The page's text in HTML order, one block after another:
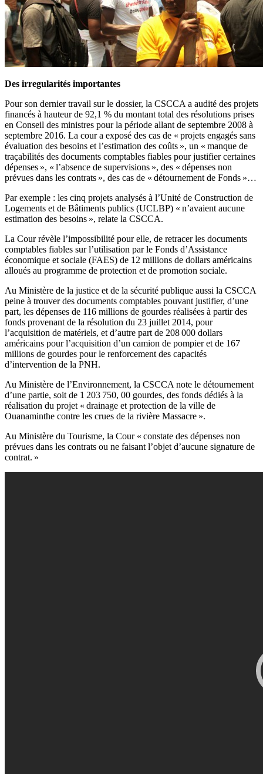
Des irregularités importantes
Pour son dernier travail sur le dossier, la CSCCA a audité des projets
financés à hauteur de 92,1 % du montant total des résolutions prises
en Conseil des ministres pour la période allant de septembre 2008 à
septembre 2016. La cour a exposé des cas de « projets engagés sans
évaluation des besoins et l’estimation des coûts », un « manque de
traçabilités des documents comptables fiables pour justifier certaines
dépenses », « l’absence de supervisions », des « dépenses non
prévues dans les contrats », des cas de « détournement de Fonds »…
Par exemple : les cinq projets analysés à l’Unité de Construction de
Logements et de Bâtiments publics (UCLBP) « n’avaient aucune
estimation des besoins », relate la CSCCA.
La Cour révèle l’impossibilité pour elle, de retracer les documents
comptables fiables sur l’utilisation par le Fonds d’Assistance
économique et sociale (FAES) de 12 millions de dollars américains
alloués au programme de protection et de promotion sociale.
Au Ministère de la justice et de la sécurité publique aussi la CSCCA
peine à trouver des documents comptables pouvant justifier, d’une
part, les dépenses de 116 millions de gourdes réalisées à partir des
fonds provenant de la résolution du 23 juillet 2014, pour
l’acquisition de matériels, et d’autre part de 208 000 dollars
américains pour l’acquisition d’un camion de pompier et de 167
millions de gourdes pour le renforcement des capacités
d’intervention de la PNH.
Au Ministère de l’Environnement, la CSCCA note le détournement
d’une partie, soit de 1 203 750, 00 gourdes, des fonds dédiés à la
réalisation du projet « drainage et protection de la ville de
Ouanaminthe contre les crues de la rivière Massacre ».
Au Ministère du Tourisme, la Cour « constate des dépenses non
prévues dans les contrats ou ne faisant l’objet d’aucune signature de
contrat. »